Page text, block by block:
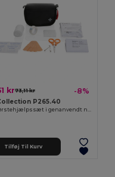
kr73,11 kr -8%
P265.40
RCS førstehjælpssæt i genanvendt nubuck PU etui
Tilføj Til Kurv